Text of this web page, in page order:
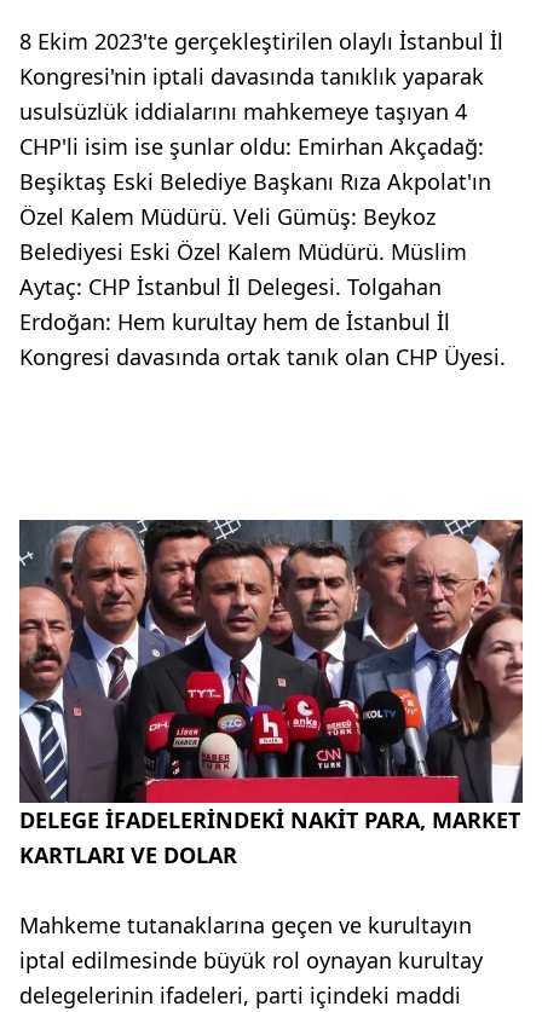
8 Ekim 2023'te gerçekleştirilen olaylı İstanbul İl
Kongresi'nin iptali davasında tanıklık yaparak
usulsüzlük iddialarını mahkemeye taşıyan 4
CHP'li isim ise şunlar oldu: Emirhan Akçadağ:
Beşiktaş Eski Belediye Başkanı Rıza Akpolat'ın
Özel Kalem Müdürü. Veli Gümüş: Beykoz
Belediyesi Eski Özel Kalem Müdürü. Müslim
Aytaç: CHP İstanbul İl Delegesi. Tolgahan
Erdoğan: Hem kurultay hem de İstanbul İl
Kongresi davasında ortak tanık olan CHP Üyesi.
DELEGE İFADELERİNDEKİ NAKİT PARA, MARKET
KARTLARI VE DOLAR
Mahkeme tutanaklarına geçen ve kurultayın
iptal edilmesinde büyük rol oynayan kurultay
delegelerinin ifadeleri, parti içindeki maddi